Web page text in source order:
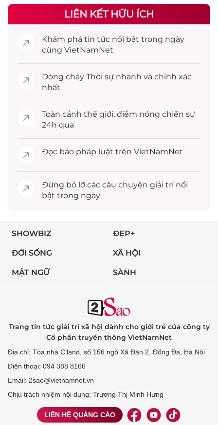
LIÊN KẾT HỮU ÍCH
Khám phá tin tức nổi bật trong ngày
cùng VietNamNet
Dòng chảy Thời sự nhanh và chính xác
nhất
Toàn cảnh thế giới, điểm nóng chiến sự
24h qua
Đọc báo pháp luật trên VietNamNet
Đừng bỏ lỡ các câu chuyện giải trínổi
bật trong ngày
SHOWBIZ ĐẸP+
ĐỜI SỐNG XÃ HỘI
MẬT NGỮ SÀNH
Trang tin tức giải trí xã hội dành cho giới trẻ của công ty
Cổ phần truyền thông VietNamNet
Địa chỉ: Tòa nhà C’land, số 156 ngõ Xã Đàn 2, Đống Đa, Hà Nội
Điện thoại: 094 388 8166
Email: 2sao@vietnamnet.vn
Chịu trách nhiệm nội dung: Trương Thị Minh Hưng
LIÊN HỆ QUẢNG CÁO